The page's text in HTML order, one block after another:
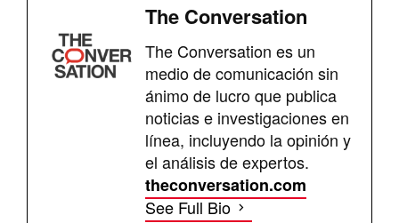
The Conversation
The Conversation es un
medio de comunicación sin
ánimo de lucro que publica
noticias e investigaciones en
línea, incluyendo la opinión y
el análisis de expertos.
theconversation.com
See Full Bio